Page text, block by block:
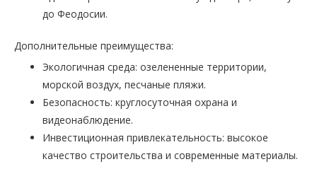
до Феодосии.
Дополнительные преимущества:
Экологичная среда: озелененные территории,
морской воздух, песчаные пляжи.
Безопасность: круглосуточная охрана и
видеонаблюдение.
Инвестиционная привлекательность: высокое
качество строительства и современные материалы.